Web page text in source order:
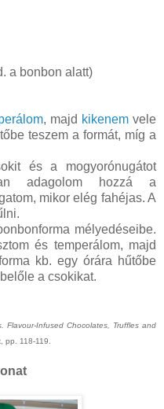
a bonbon alatt)
, majd kikenemvele
teszem a formát, míg a
és a mogyorónugátot
adagolom hozzá a
mikor elég fahéjas. A
mélyedéseibe.
és temperálom, majd
kb. egy órára hűtőbe
a csokikat.
Flavour-Infused Chocolates, Truffles and
pp. 118-119.